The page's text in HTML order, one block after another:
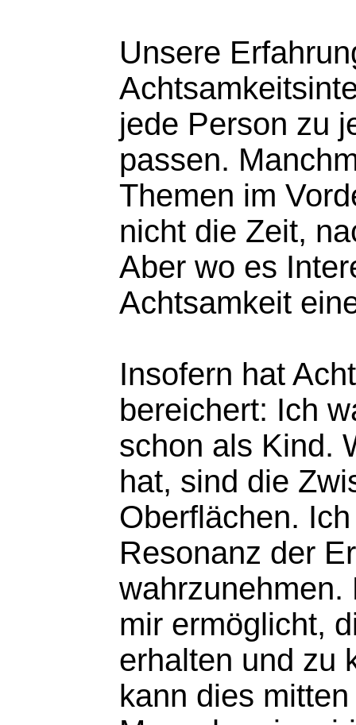
Unsere
jede Person zu
passen.
Themen im
nicht die Zeit,
Aber wo es
Achtsamkeit
Insofern hat
bereichert: Ich
schon als Kind.
hat, sind die
Oberflächen.
Resonanz der
wahrzunehmen.
mir ermöglicht,
erhalten und zu
kann dies